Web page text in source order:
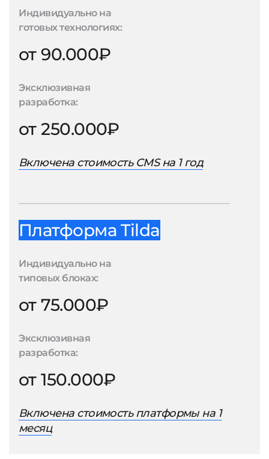
Индивидуально на
готовых технологиях:
от 90.000₽
Эксклюзивная
разработка:
от 250.000₽
Включена стоимость CMS на 1 год
Платформа Tilda
Индивидуально на
типовых блоках:
от 75.000₽
Эксклюзивная
разработка:
от 150.000₽
Включена стоимость платформы на 1
месяц